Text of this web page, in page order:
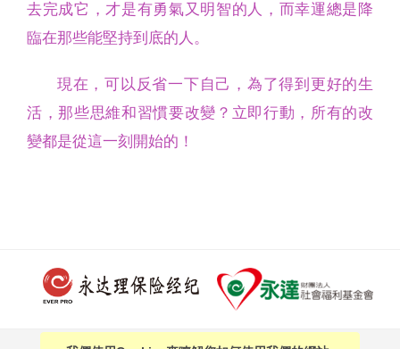
去完成它，才是有勇氣又明智的人，而幸運總是降
臨在那些能堅持到底的人。
現在，可以反省一下自己，為了得到更好的生
活，那些思維和習慣要改變？立即行動，所有的改
變都是從這一刻開始的！